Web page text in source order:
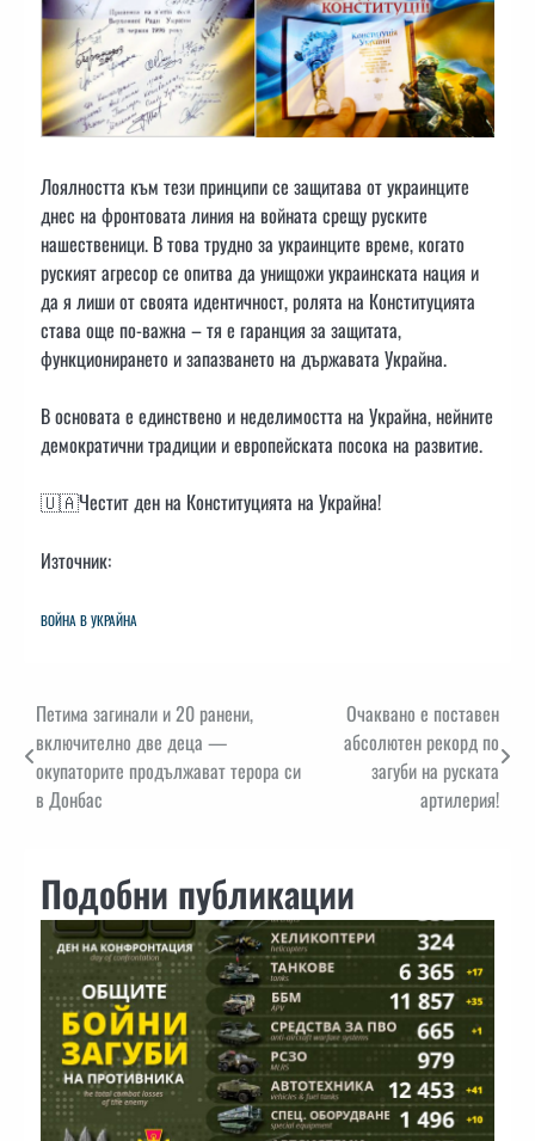
Лоялността към тези принципи се защитава от украинците
днес на фронтовата линия на войната срещу руските
нашественици. В това трудно за украинците време, когато
руският агресор се опитва да унищожи украинската нация и
да я лиши от своята идентичност, ролята на Конституцията
става още по-важна – тя е гаранция за защитата,
функционирането и запазването на държавата Украйна.
В основата е единствено и неделимостта на Украйна, нейните
демократични традиции и европейската посока на развитие.
🇺🇦Честит ден на Конституцията на Украйна!
Източник:
ВОЙНА В УКРАЙНА
Навигация
Петима загинали и 20 ранени,
включително две деца —
окупаторите продължават терора си
в Донбас
Очаквано е поставен
абсолютен рекорд по
загуби на руската
артилерия!
Подобни публикации